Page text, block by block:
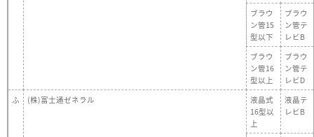
ブラウ
ン管15
型以下
ブラウ
ン管テ
レビB
ブラウ
ン管16
型以上
ブラウ
ン管テ
レビD
ふ
(株)富士通ゼネラル
液晶式
16型以
上
液晶テ
レビB